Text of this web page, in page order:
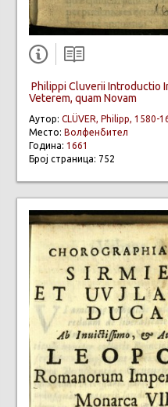
Philippi Cluverii Introductio
Veterem, quam Novam
Аутор: CLÜVER, Philipp, 1580-
Место: Волфенбител
Година: 1661
Број страница: 752